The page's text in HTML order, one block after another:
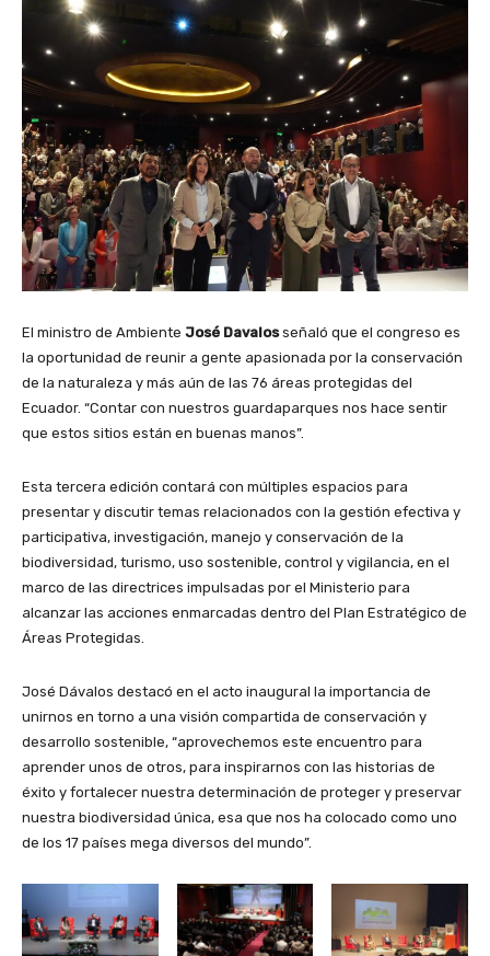
El ministro de Ambiente José Davalosseñaló que el congreso es
la oportunidad de reunir a gente apasionada por la conservación
de la naturaleza y más aún de las 76 áreas protegidas del
Ecuador. “Contar con nuestros guardaparques nos hace sentir
que estos sitios están en buenas manos”.
Esta tercera edición contará con múltiples espacios para
presentar y discutir temas relacionados con la gestión efectiva y
participativa, investigación, manejo y conservación de la
biodiversidad, turismo, uso sostenible, control y vigilancia, en el
marco de las directrices impulsadas por el Ministerio para
alcanzar las acciones enmarcadas dentro del Plan Estratégico de
Áreas Protegidas.
José Dávalos destacó en el acto inaugural la importancia de
unirnos en torno a una visión compartida de conservación y
desarrollo sostenible, “aprovechemos este encuentro para
aprender unos de otros, para inspirarnos con las historias de
éxito y fortalecer nuestra determinación de proteger y preservar
nuestra biodiversidad única, esa que nos ha colocado como uno
de los 17 países mega diversos del mundo”.